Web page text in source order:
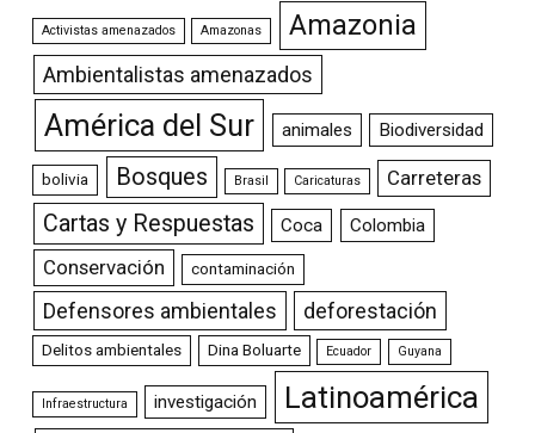
Activistas amenazados Amazonas Amazonia
Ambientalistas amenazados
América del Sur animales Biodiversidad
bolivia Bosques Brasil Caricaturas Carreteras
Cartas y Respuestas Coca Colombia
Conservación contaminación
Defensores ambientales deforestación
Delitos ambientales Dina Boluarte Ecuador Guyana
Infraestructura investigación Latinoamérica